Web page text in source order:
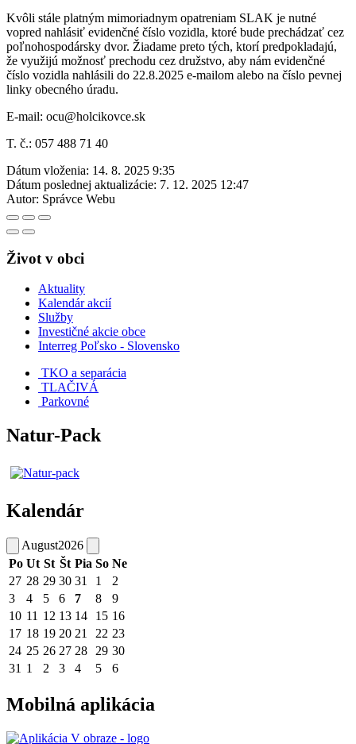
Kvôli stále platným mimoriadnym opatreniam SLAK je nutné
vopred nahlásiť evidenčné číslo vozidla, ktoré bude prechádzať cez
poľnohospodársky dvor. Žiadame preto tých, ktorí predpokladajú,
že využijú možnosť prechodu cez družstvo, aby nám evidenčné
číslo vozidla nahlásili do 22.8.2025 e-mailom alebo na číslo pevnej
linky obecného úradu.
E-mail: ocu@holcikovce.sk
T. č.: 057 488 71 40
Dátum vloženia: 14. 8. 2025 9:35
Dátum poslednej aktualizácie: 7. 12. 2025 12:47
Autor: Správce Webu
Život v obci
Aktuality
Kalendár akcií
Služby
Investičné akcie obce
Interreg Poľsko - Slovensko
TKO a separácia
TLAČIVÁ
Parkovné
Natur-Pack
Kalendár
August2026
Po Ut St Št Pia So Ne
27 28 29 30 31 1
2
3
4 5 6 7 8
9
10 11 12 13 14 15 16
17 18 19 20 21 22 23
24 25 26 27 28 29 30
31 1 2 3 4 5 6
Mobilná aplikácia